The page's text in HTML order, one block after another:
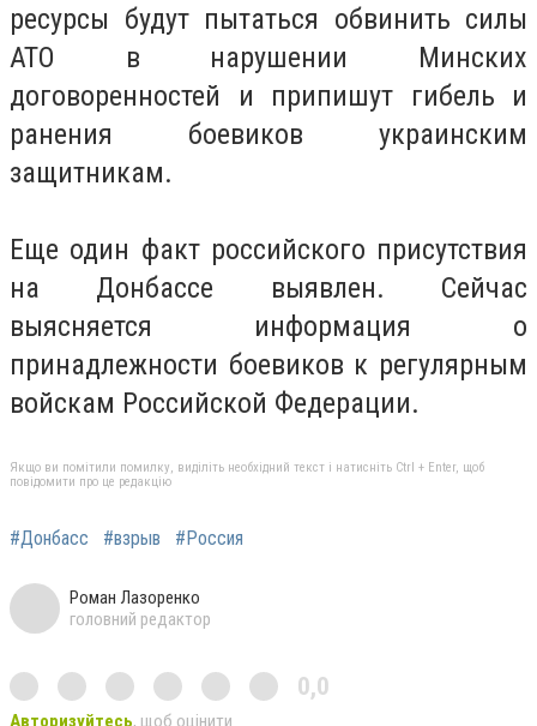
ресурсы будут пытаться обвинить силы
АТО в нарушении Минских
договоренностей и припишут гибель и
ранения боевиков украинским
защитникам.
Еще один факт российского присутствия
на Донбассе выявлен. Сейчас
выясняется информация о
принадлежности боевиков к регулярным
войскам Российской Федерации.
Якщо ви помітили помилку, виділіть необхідний текст і натисніть Ctrl + Enter, щоб
повідомити про це редакцію
#Донбасс #взрыв #Россия
Роман Лазоренко
головний редактор
0,0
Авторизуйтесь, щоб оцінити